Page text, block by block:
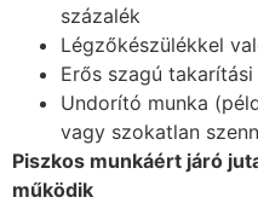
százalék
Légzőkészülékkel
Erős szagú
Undorító munka
vagy szokatlan
Piszkos munkáért járó
működik